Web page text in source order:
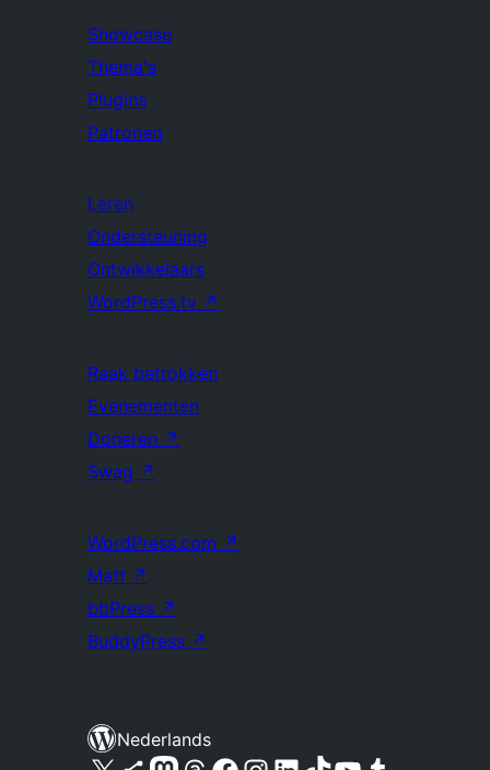
Showcase
Thema's
Plugins
Patronen
Leren
Ondersteuning
Ontwikkelaars
WordPress.tv ↗
Raak betrokken
Evenementen
Doneren ↗
Swag ↗
WordPress.com ↗
Matt ↗
bbPress ↗
BuddyPress ↗
Nederlands